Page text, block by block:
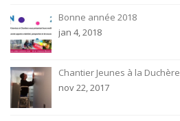
Bonne année 2018
jan 4, 2018
Chantier Jeunes à la Duchère
nov 22, 2017